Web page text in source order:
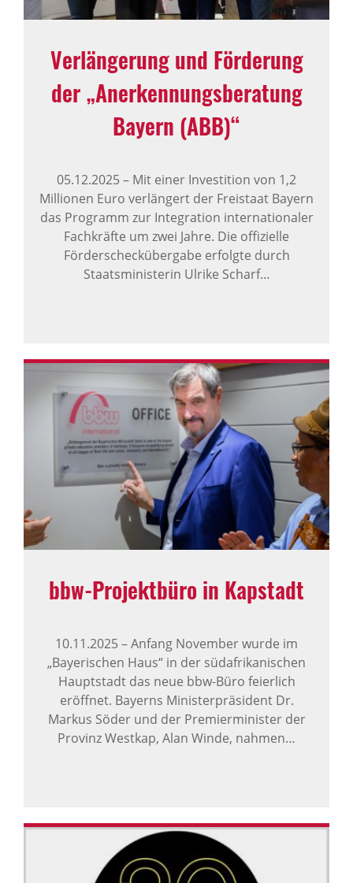
Verlän­ge­rung und Förde­rung
der „Aner­ken­nungs­be­ra­tung
Bayern (ABB)“
05.12.2025– Mit einer Investition von 1,2
Millionen Euro verlängert der Freistaat Bayern
das Programm zur Integration internationaler
Fachkräfte um zwei Jahre. Die offizielle
Förderscheckübergabe erfolgte durch
Staatsministerin Ulrike Scharf…
bbw-Projekt­büro in Kapstadt
10.11.2025–Anfang November wurde im
„Bayerischen Haus“ in der südafrikanischen
Hauptstadt das neue bbw-Büro feierlich
eröffnet. Bayerns Ministerpräsident Dr.
Markus Söder und der Premierminister der
Provinz Westkap, Alan Winde, nahmen…